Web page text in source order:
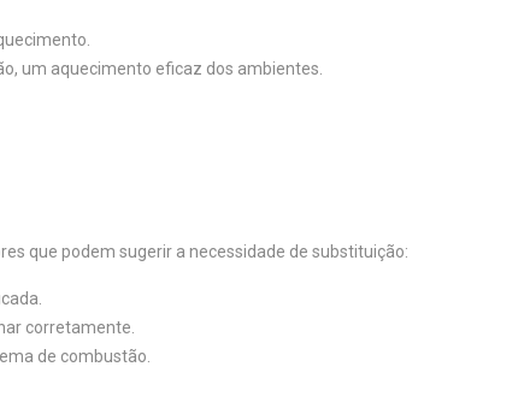
um aquecimento eficaz dos ambientes.
que podem sugerir a necessidade de substituição:
corretamente.
de combustão.